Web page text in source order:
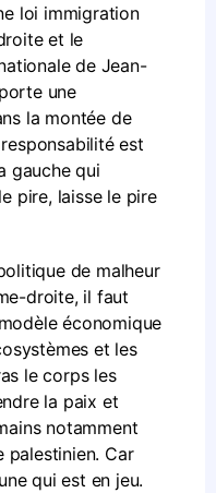
loi immigration
et le
de Jean-
une
la montée de
est
gauche qui
pire, laisse le pire
de malheur
droite, il faut
économique
et les
le corps les
la paix et
notamment
palestinien. Car
qui est en jeu.